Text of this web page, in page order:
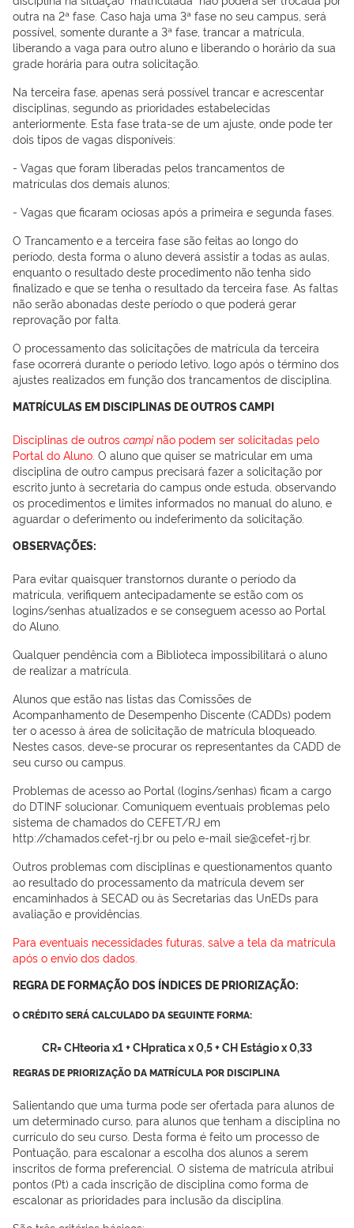
outra na 2ª fase. Caso haja uma 3ª fase no seu campus, será
possível, somente durante a 3ª fase, trancar a matrícula,
liberando a vaga para outro aluno e liberando o horário da sua
grade horária para outra solicitação.
Na terceira fase, apenas será possível trancar e acrescentar
disciplinas, segundo as prioridades estabelecidas
anteriormente. Esta fase trata-se de um ajuste, onde pode ter
dois tipos de vagas disponíveis:
- Vagas que foram liberadas pelos trancamentos de
matrículas dos demais alunos;
- Vagas que ficaram ociosas após a primeira e segunda fases.
O Trancamento e a terceira fase são feitas ao longo do
período, desta forma o aluno deverá assistir a todas as aulas,
enquanto o resultado deste procedimento não tenha sido
finalizado e que se tenha o resultado da terceira fase. As faltas
não serão abonadas deste período o que poderá gerar
reprovação por falta.
O processamento das solicitações de matrícula da terceira
fase ocorrerá durante o período letivo, logo após o término dos
ajustes realizados em função dos trancamentos de disciplina.
MATRÍCULAS EM DISCIPLINAS DE OUTROS CAMPI
Disciplinas de outros campinão podem ser solicitadas pelo
Portal do Aluno. O aluno que quiser se matricular em uma
disciplina de outro campus precisará fazer a solicitação por
escrito junto à secretaria do campus onde estuda, observando
os procedimentos e limites informados no manual do aluno, e
aguardar o deferimento ou indeferimento da solicitação.
OBSERVAÇÕES:
Para evitar quaisquer transtornos durante o período da
matrícula, verifiquem antecipadamente se estão com os
logins/senhas atualizados e se conseguem acesso ao Portal
do Aluno.
Qualquer pendência com a Biblioteca impossibilitará o aluno
de realizar a matrícula.
Alunos que estão nas listas das Comissões de
Acompanhamento de Desempenho Discente (CADDs) podem
ter o acesso à área de solicitação de matrícula bloqueado.
Nestes casos, deve-se procurar os representantes da CADD de
seu curso ou campus.
Problemas de acesso ao Portal (logins/senhas) ficam a cargo
do DTINF solucionar. Comuniquem eventuais problemas pelo
sistema de chamados do CEFET/RJ em
http://chamados.cefet-rj.br ou pelo e-mail sie@cefet-rj.br.
Outros problemas com disciplinas e questionamentos quanto
ao resultado do processamento da matrícula devem ser
encaminhados à SECAD ou às Secretarias das UnEDs para
avaliação e providências.
Para eventuais necessidades futuras, salve a tela da matrícula
após o envio dos dados.
REGRA DE FORMAÇÃO DOS ÍNDICES DE PRIORIZAÇÃO:
O CRÉDITO SERÁ CALCULADO DA SEGUINTE FORMA:
CR= CHteoria x1 + CHpratica x 0,5 + CH Estágio x 0,33
REGRAS DE PRIORIZAÇÃO DA MATRÍCULA POR DISCIPLINA
Salientando que uma turma pode ser ofertada para alunos de
um determinado curso, para alunos que tenham a disciplina no
currículo do seu curso. Desta forma é feito um processo de
Pontuação, para escalonar a escolha dos alunos a serem
inscritos de forma preferencial. O sistema de matrícula atribui
pontos (Pt) a cada inscrição de disciplina como forma de
escalonar as prioridades para inclusão da disciplina.